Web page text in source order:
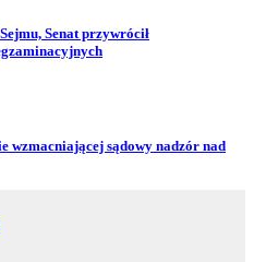
Senat przywrócił
wzmacniającej sądowy nadzór nad